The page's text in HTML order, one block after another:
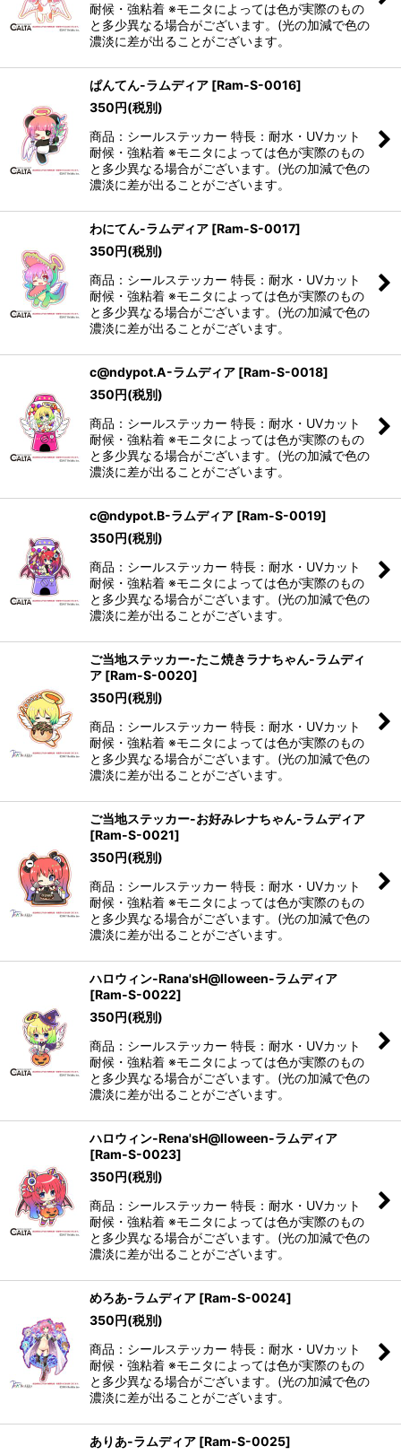
耐候・強粘着 ※モニタによっては色が実際のもの
と多少異なる場合がございます。(光の加減で色の
濃淡に差が出ることがございます。
ぱんてん-ラムディア [Ram-S-0016]
350円(税別)
商品：シールステッカー 特長：耐水・UVカット
耐候・強粘着 ※モニタによっては色が実際のもの
と多少異なる場合がございます。(光の加減で色の
濃淡に差が出ることがございます。
わにてん-ラムディア [Ram-S-0017]
350円(税別)
商品：シールステッカー 特長：耐水・UVカット
耐候・強粘着 ※モニタによっては色が実際のもの
と多少異なる場合がございます。(光の加減で色の
濃淡に差が出ることがございます。
c@ndypot.A-ラムディア [Ram-S-0018]
350円(税別)
商品：シールステッカー 特長：耐水・UVカット
耐候・強粘着 ※モニタによっては色が実際のもの
と多少異なる場合がございます。(光の加減で色の
濃淡に差が出ることがございます。
c@ndypot.B-ラムディア [Ram-S-0019]
350円(税別)
商品：シールステッカー 特長：耐水・UVカット
耐候・強粘着 ※モニタによっては色が実際のもの
と多少異なる場合がございます。(光の加減で色の
濃淡に差が出ることがございます。
ご当地ステッカー-たこ焼きラナちゃん-ラムディ
ア [Ram-S-0020]
350円(税別)
商品：シールステッカー 特長：耐水・UVカット
耐候・強粘着 ※モニタによっては色が実際のもの
と多少異なる場合がございます。(光の加減で色の
濃淡に差が出ることがございます。
ご当地ステッカー-お好みレナちゃん-ラムディア
[Ram-S-0021]
350円(税別)
商品：シールステッカー 特長：耐水・UVカット
耐候・強粘着 ※モニタによっては色が実際のもの
と多少異なる場合がございます。(光の加減で色の
濃淡に差が出ることがございます。
ハロウィン-Rana'sH@lloween-ラムディア
[Ram-S-0022]
350円(税別)
商品：シールステッカー 特長：耐水・UVカット
耐候・強粘着 ※モニタによっては色が実際のもの
と多少異なる場合がございます。(光の加減で色の
濃淡に差が出ることがございます。
ハロウィン-Rena'sH@lloween-ラムディア
[Ram-S-0023]
350円(税別)
商品：シールステッカー 特長：耐水・UVカット
耐候・強粘着 ※モニタによっては色が実際のもの
と多少異なる場合がございます。(光の加減で色の
濃淡に差が出ることがございます。
めろあ-ラムディア [Ram-S-0024]
350円(税別)
商品：シールステッカー 特長：耐水・UVカット
耐候・強粘着 ※モニタによっては色が実際のもの
と多少異なる場合がございます。(光の加減で色の
濃淡に差が出ることがございます。
ありあ-ラムディア [Ram-S-0025]